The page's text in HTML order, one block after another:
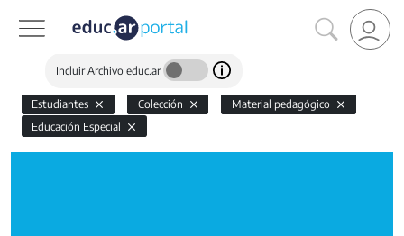
Incluir Archivo educ.ar
Estudiantes Colección
Material pedagógico
Educación Especial